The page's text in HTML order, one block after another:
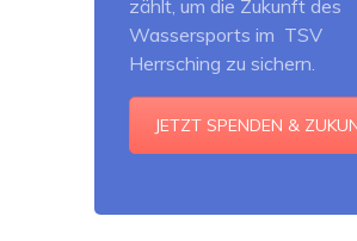
zählt, um die Zukunft des
Wassersports im TSV
Herrsching zu sichern.
JETZT SPENDEN &